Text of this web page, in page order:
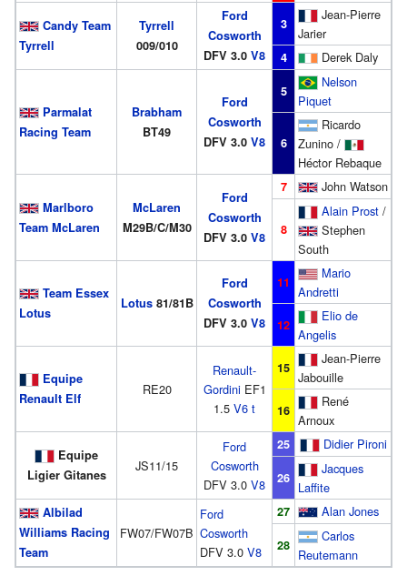
Candy Team
Tyrrell
Tyrrell
009/010
Ford
Cosworth
DFV 3.0 V8
3
Jean-Pierre
Jarier
4 Derek Daly
Parmalat
Racing Team
Brabham
BT49
Ford
Cosworth
DFV 3.0 V8
5
Nelson
Piquet
6
Ricardo
Zunino /
Héctor Rebaque
Marlboro
Team McLaren
McLaren
M29B/C/M30
Ford
Cosworth
DFV 3.0 V8
7 John Watson
8
Alain Prost/
Stephen
South
Team Essex
Lotus
Lotus81/81B
Ford
Cosworth
DFV 3.0 V8
11
Mario
Andretti
12
Elio de
Angelis
Equipe
Renault Elf
RE20
Renault-
Gordini EF1
1.5 V6 t
15
Jean-Pierre
Jabouille
16
René
Arnoux
Equipe
Ligier Gitanes
JS11/15
Ford
Cosworth
DFV 3.0 V8
25 Didier Pironi
26
Jacques
Laffite
Albilad
Williams Racing
Team
FW07/FW07B
Ford
Cosworth
DFV 3.0 V8
27 Alan Jones
28
Carlos
Reutemann